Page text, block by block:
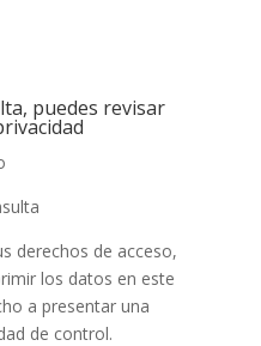
puedes revisar
derechos de acceso,
los datos en este
a presentar una
de control.